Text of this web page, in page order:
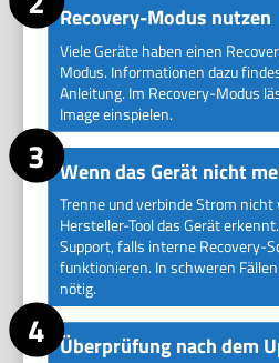
Recovery-Modus nutzen
Viele Geräte haben einen
Modus. Informationen dazu
Anleitung. Im Recovery-Modus
Image einspielen.
Wenn das Gerät nicht
Trenne und verbinde Strom
Hersteller-Tool das Gerät
Support, falls interne Recovery-
funktionieren. In schweren
nötig.
Überprüfung nach dem